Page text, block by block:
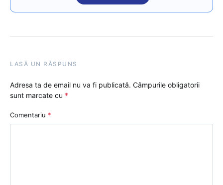
LASĂ UN RĂSPUNS
Adresa ta de email nu va fi publicată. Câmpurile obligatorii
sunt marcate cu *
Comentariu *